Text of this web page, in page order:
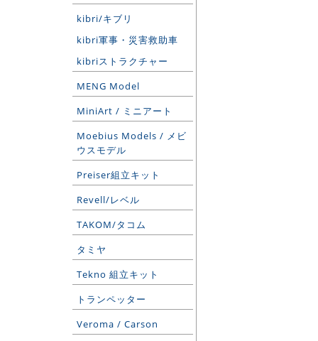
kibri/キブリ
kibri軍事・災害救助車
kibriストラクチャー
MENG Model
MiniArt / ミニアート
Moebius Models / メビ
ウスモデル
Preiser組立キット
Revell/レベル
TAKOM/タコム
タミヤ
Tekno 組立キット
トランペッター
Veroma / Carson